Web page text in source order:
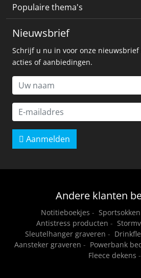
Populaire thema's
Nieuwsbrief
Schrijf u nu in voor onze
acties of aanbiedingen.
Aanmelden
Andere klanten
Notitieboekjes -
Antistress producten -
Sleutelhanger graveren -
Aansteker graveren - Powerbank
Fleece dekens -